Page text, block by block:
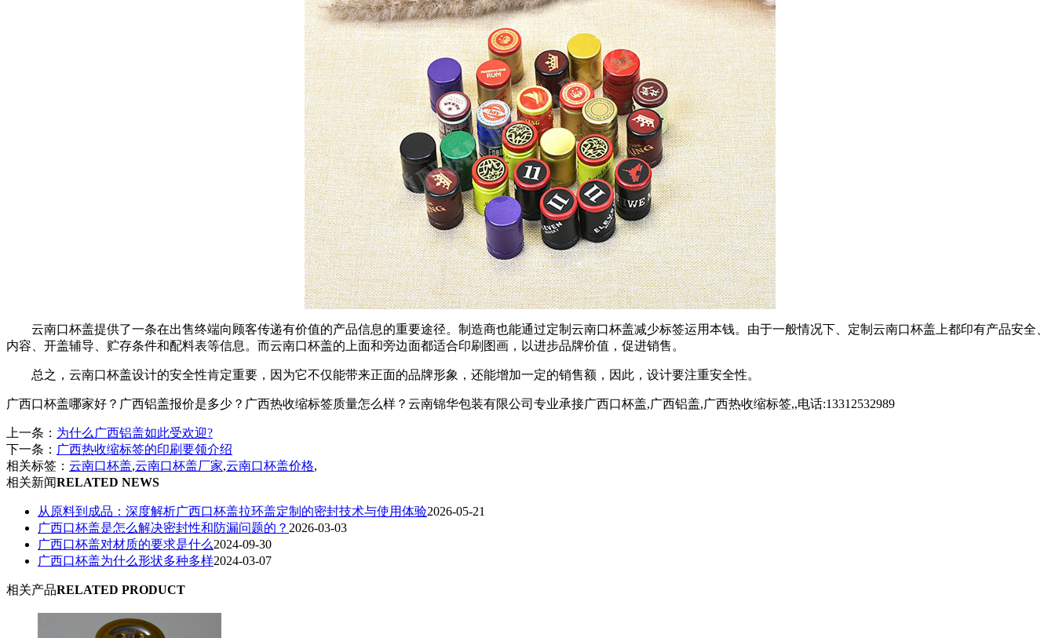
云南口杯盖提供了一条在出售终端向顾客传递有价值的产品信息的重要途径。制造商也能通过定制云南口杯盖减少标签运用本钱。由于一般情况下、定制云南口杯盖上都印有产品安全、
内容、开盖辅导、贮存条件和配料表等信息。而云南口杯盖的上面和旁边面都适合印刷图画，以进步品牌价值，促进销售。
总之，云南口杯盖设计的安全性肯定重要，因为它不仅能带来正面的品牌形象，还能增加一定的销售额，因此，设计要注重安全性。
广西口杯盖哪家好？广西铝盖报价是多少？广西热收缩标签质量怎么样？云南锦华包装有限公司专业承接广西口杯盖,广西铝盖,广西热收缩标签,,电话:13312532989
上一条： 为什么广西铝盖如此受欢迎?
下一条： 广西热收缩标签的印刷要领介绍
相关标签： 云南口杯盖,云南口杯盖厂家,云南口杯盖价格,
相关新闻RELATED NEWS
从原料到成品：深度解析广西口杯盖拉环盖定制的密封技术与使用体验2026-05-21
广西口杯盖是怎么解决密封性和防漏问题的？ 2026-03-03
广西口杯盖对材质的要求是什么2024-09-30
广西口杯盖为什么形状多种多样2024-03-07
相关产品RELATED PRODUCT